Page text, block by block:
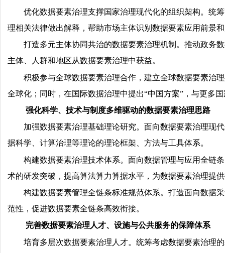
优化数据要素治理支撑国家治理现代化的组织架构。统
理相关法律做出解释，帮助市场主体识别数据要素应用前景
打造多元主体协同共治的数据要素治理机制。推动政务
主体、人群和地区从数据要素治理中获益。
积极参与全球数据要素治理合作，建立全球数据要素治
全球化；同时，在国际数据治理中提出“中国方案”，与更多
强化科学、技术与制度多维驱动的数据要素治理思路
加强数据要素治理基础理论研究。面向数据要素治理现
据科学、计算治理等理论的理论框架、方法与工具体系。
构建数据要素治理技术体系。面向数据管理与应用全链
术的研发突破，提高算法算力算据水平，为数据要素治理提
构建数据要素管理全链条标准规范体系。打造面向数据
范性，促进数据要素全链条高效衔接。
完善数据要素治理人才、设施与公共服务的保障体系
培育多层次数据要素治理人才。统筹考虑数据要素治理